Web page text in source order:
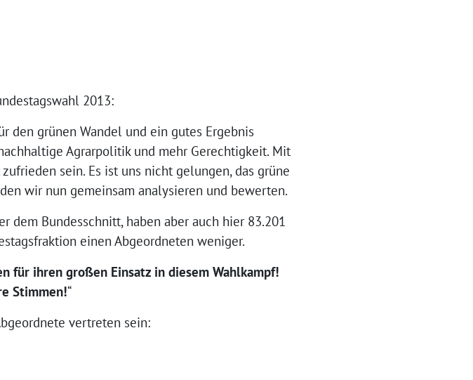
2013:
den grünen Wandel und ein gutes Ergebnis
Agrarpolitik und mehr Gerechtigkeit. Mit
sein. Es ist uns nicht gelungen, das grüne
wir nun gemeinsam analysieren und bewerten.
dem Bundesschnitt, haben aber auch hier 83.201
einen Abgeordneten weniger.
für ihren großen Einsatz in diesem Wahlkampf!
Stimmen!“
vertreten sein: